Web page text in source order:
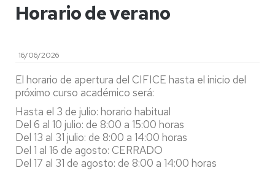
Horario de verano
16/06/2026
El horario de apertura del CIFICE hasta el inicio del
próximo curso académico será:
Hasta el 3 de julio: horario habitual
Del 6 al 10 julio: de 8:00 a 15:00 horas
Del 13 al 31 julio: de 8:00 a 14:00 horas
Del 1 al 16 de agosto: CERRADO
Del 17 al 31 de agosto: de 8:00 a 14:00 horas